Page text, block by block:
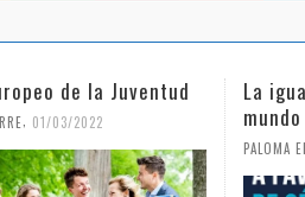
de la Juventud
01/03/2022
La
PALOMA